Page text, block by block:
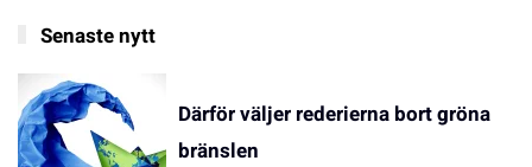
Senaste nytt
Därför väljer rederierna bort gröna
bränslen